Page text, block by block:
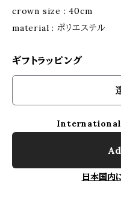
crown size : 40cm
material : ポリエステル
ギフトラッピング
日本国内